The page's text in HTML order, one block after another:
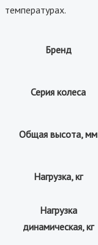
температурах.
Бренд
Серия колеса
Общая высота, мм
Нагрузка, кг
Нагрузка
динамическая, кг